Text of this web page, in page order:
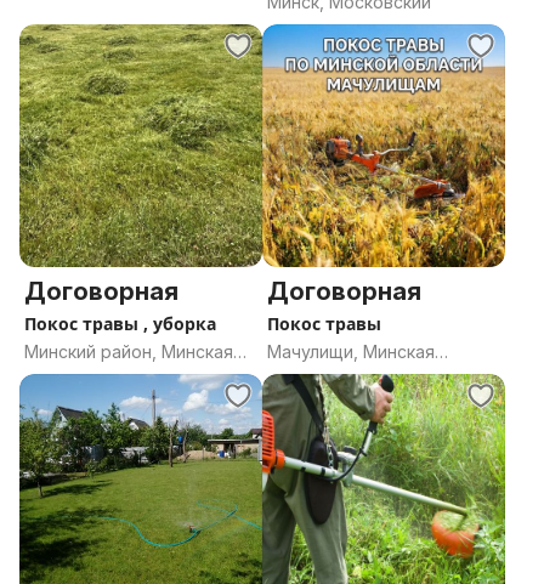
Договорная
Покос травы , уборка
Минский район, Минская
область
Договорная
Покос травы
Мачулищи, Минская
область